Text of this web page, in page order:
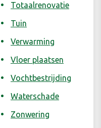
Totaalrenovatie
Tuin
Verwarming
Vloer plaatsen
Vochtbestrijding
Waterschade
Zonwering